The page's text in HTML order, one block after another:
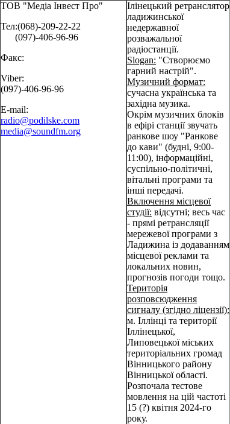
ТОВ "Медіа Інвест Про"
Тел:(068)-209-22-22
(097)-406-96-96
Факс:
Viber:
(097)-406-96-96
E-mail:
radio@podilske.com
media@soundfm.org
Ілінецький ретранслятор
ладижинської
недержавної
розважальної
радіостанції.
Slogan: "Створюємо
гарний настрій".
Музичний формат:
сучасна українська та
західна музика.
Окрім музичних блоків
в ефірі станції звучать
ранкове шоу "Ранкове
до кави" (будні, 9:00-
11:00), інформаційні,
cуспільно-політичні,
вітальні програми та
інші передачі.
Включення місцевої
студії: відсутні; весь час
- прямі ретрансляції
мережевої програми з
Ладижина із додаванням
місцевої реклами та
локальних новин,
прогнозів погоди тощо.
Територія
розповсюдження
сигналу (згідно ліцензії):
м. Іллінці та території
Іллінецької,
Липовецької міських
територіальних громад
Вінницького району
Вінницької області.
Розпочала тестове
мовлення на цій частоті
15 (?) квітня 2024-го
року.